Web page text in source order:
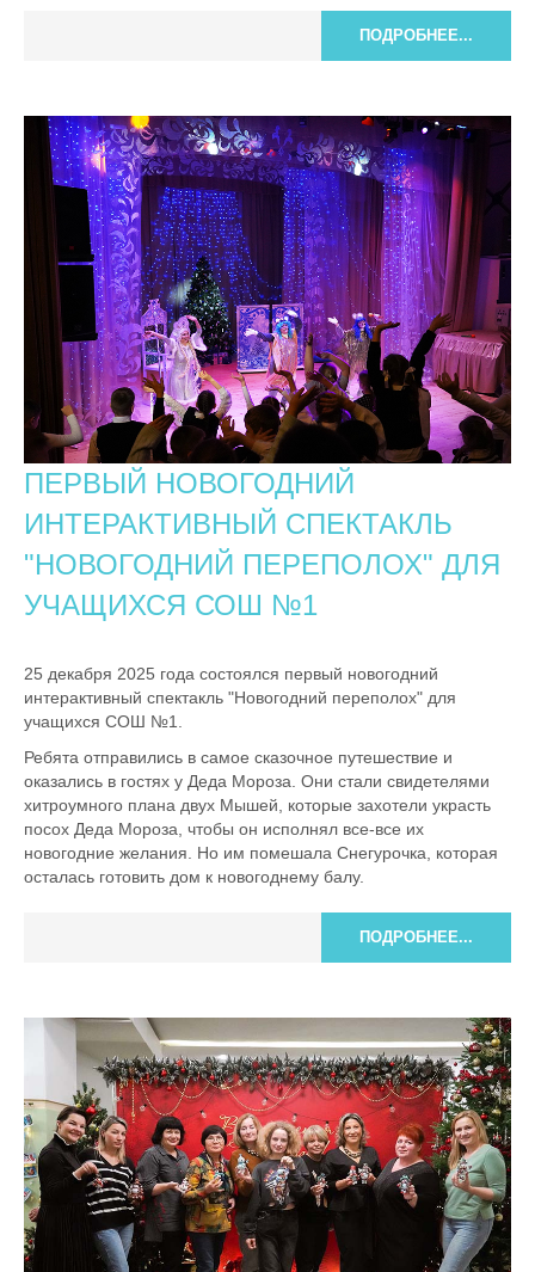
ПОДРОБНЕЕ...
ПЕРВЫЙ НОВОГОДНИЙ
ИНТЕРАКТИВНЫЙ СПЕКТАКЛЬ
"НОВОГОДНИЙ ПЕРЕПОЛОХ" ДЛЯ
УЧАЩИХСЯ СОШ №1
25 декабря 2025 года состоялся первый новогодний
интерактивный спектакль "Новогодний переполох" для
учащихся СОШ №1.
Ребята отправились в самое сказочное путешествие и
оказались в гостях у Деда Мороза. Они стали свидетелями
хитроумного плана двух Мышей, которые захотели украсть
посох Деда Мороза, чтобы он исполнял все-все их
новогодние желания. Но им помешала Снегурочка, которая
осталась готовить дом к новогоднему балу.
ПОДРОБНЕЕ...